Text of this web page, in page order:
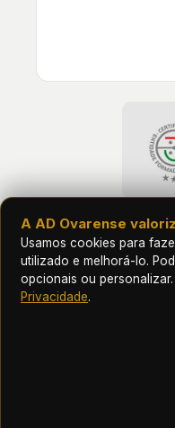
A AD Ovarense
Usamos cookies para
utilizado e melhorá-lo.
opcionais ou
Privacidade.